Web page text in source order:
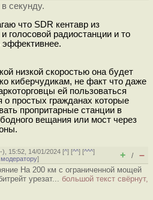
секунду.
что SDR кентавр из
голосовой радиостанции и то
эффективнее.
низкой скоростью она будет
киберчудикам, не факт что даже
ей пользоваться
о простых гражданах которые
пропритарные станции в
вещания или мост через
-), 15:52, 14/01/2024 [^] [^^] [^^^]
модератору] + / –
На 200 км с ограниченной мощей
урезат... большой текст свёрнут,